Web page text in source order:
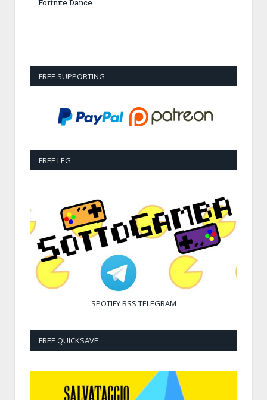
Fortnite Dance
FREE SUPPORTING
FREE LEG
SPOTIFYRSS TELEGRAM
FREE QUICKSAVE